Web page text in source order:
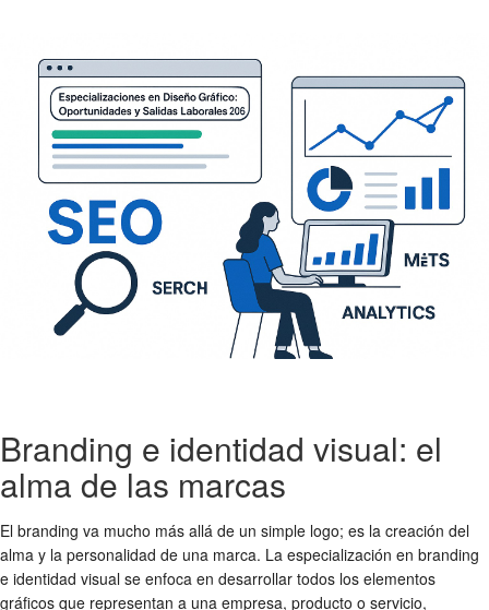
Branding e identidad visual: el
alma de las marcas
El branding va mucho más allá de un simple logo; es la creación del
alma y la personalidad de una marca. La especialización en branding
e identidad visual se enfoca en desarrollar todos los elementos
gráficos que representan a una empresa, producto o servicio,